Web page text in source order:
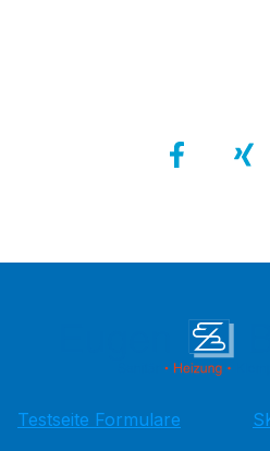
Testseite Formulare